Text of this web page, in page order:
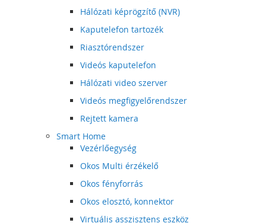
Hálózati képrögzítő (NVR)
Kaputelefon tartozék
Riasztórendszer
Videós kaputelefon
Hálózati video szerver
Videós megfigyelőrendszer
Rejtett kamera
Smart Home
Vezérlőegység
Okos Multi érzékelő
Okos fényforrás
Okos elosztó, konnektor
Virtuális asszisztens eszköz